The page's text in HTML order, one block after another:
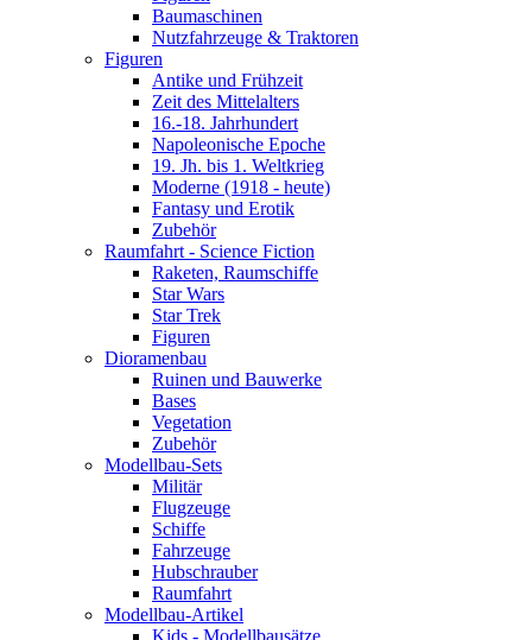
Baumaschinen
Nutzfahrzeuge & Traktoren
Figuren
Antike und Frühzeit
Zeit des Mittelalters
16.-18. Jahrhundert
Napoleonische Epoche
19. Jh. bis 1. Weltkrieg
Moderne (1918 - heute)
Fantasy und Erotik
Zubehör
Raumfahrt - Science Fiction
Raketen, Raumschiffe
Star Wars
Star Trek
Figuren
Dioramenbau
Ruinen und Bauwerke
Bases
Vegetation
Zubehör
Modellbau-Sets
Militär
Flugzeuge
Schiffe
Fahrzeuge
Hubschrauber
Raumfahrt
Modellbau-Artikel
Kids - Modellbausätze